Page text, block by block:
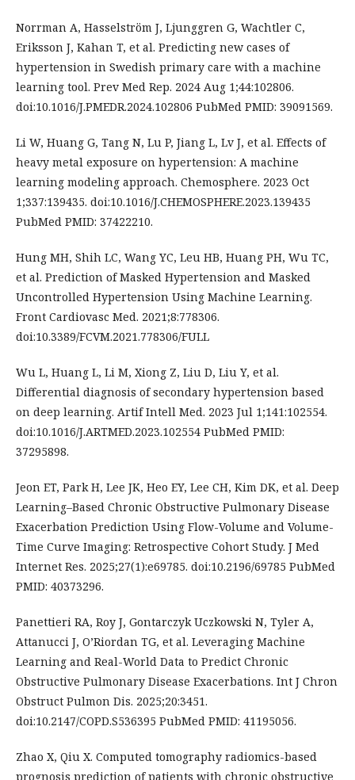
Norrman A, Hasselström J, Ljunggren G, Wachtler C,
Eriksson J, Kahan T, et al. Predicting new cases of
hypertension in Swedish primary care with a machine
learning tool. Prev Med Rep. 2024 Aug 1;44:102806.
doi:10.1016/J.PMEDR.2024.102806 PubMed PMID: 39091569.
Li W, Huang G, Tang N, Lu P, Jiang L, Lv J, et al. Effects of
heavy metal exposure on hypertension: A machine
learning modeling approach. Chemosphere. 2023 Oct
1;337:139435. doi:10.1016/J.CHEMOSPHERE.2023.139435
PubMed PMID: 37422210.
Hung MH, Shih LC, Wang YC, Leu HB, Huang PH, Wu TC,
et al. Prediction of Masked Hypertension and Masked
Uncontrolled Hypertension Using Machine Learning.
Front Cardiovasc Med. 2021;8:778306.
doi:10.3389/FCVM.2021.778306/FULL
Wu L, Huang L, Li M, Xiong Z, Liu D, Liu Y, et al.
Differential diagnosis of secondary hypertension based
on deep learning. Artif Intell Med. 2023 Jul 1;141:102554.
doi:10.1016/J.ARTMED.2023.102554 PubMed PMID:
37295898.
Jeon ET, Park H, Lee JK, Heo EY, Lee CH, Kim DK, et al. Deep
Learning–Based Chronic Obstructive Pulmonary Disease
Exacerbation Prediction Using Flow-Volume and Volume-
Time Curve Imaging: Retrospective Cohort Study. J Med
Internet Res. 2025;27(1):e69785. doi:10.2196/69785 PubMed
PMID: 40373296.
Panettieri RA, Roy J, Gontarczyk Uczkowski N, Tyler A,
Attanucci J, O’Riordan TG, et al. Leveraging Machine
Learning and Real-World Data to Predict Chronic
Obstructive Pulmonary Disease Exacerbations. Int J Chron
Obstruct Pulmon Dis. 2025;20:3451.
doi:10.2147/COPD.S536395 PubMed PMID: 41195056.
Zhao X, Qiu X. Computed tomography radiomics-based
prognosis prediction of patients with chronic obstructive